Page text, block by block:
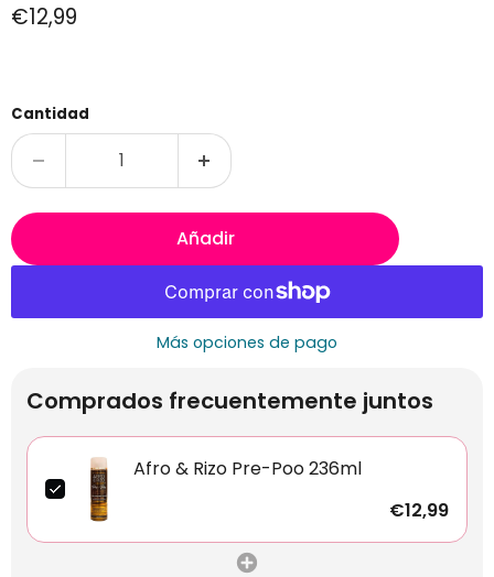
Precio actual
€12,99
Cantidad
Añadir
Más opciones de pago
Comprados frecuentemente juntos
Afro & Rizo Pre-Poo 236ml
€12,99